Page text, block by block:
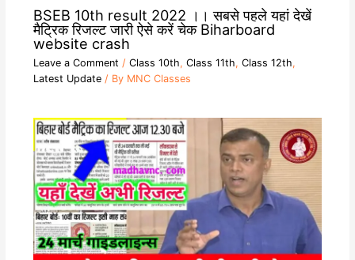
BSEB 10th result 2022 ।। सबसे पहले यहां देखें
मैट्रिक रिजल्ट जारी ऐसे करें चेक Biharboard
website crash
Leave a Comment / Class 10th, Class 11th, Class 12th,
Latest Update/ By MNC Classes